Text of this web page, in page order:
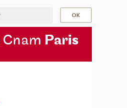
Cnam Paris